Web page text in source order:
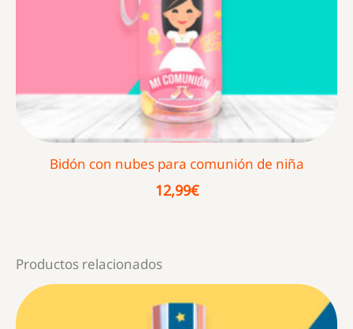
Bidón con nubes para comunión de niña
12,99€
Productos relacionados